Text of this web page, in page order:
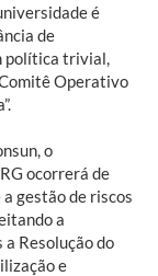
é
de
política trivial,
Operativo
o
ocorrerá de
gestão de riscos
a
Resolução do
e